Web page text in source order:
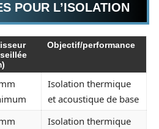
POUR L’ISOLATION
Objectif/performance
Isolation thermique
et acoustique de base
Isolation thermique